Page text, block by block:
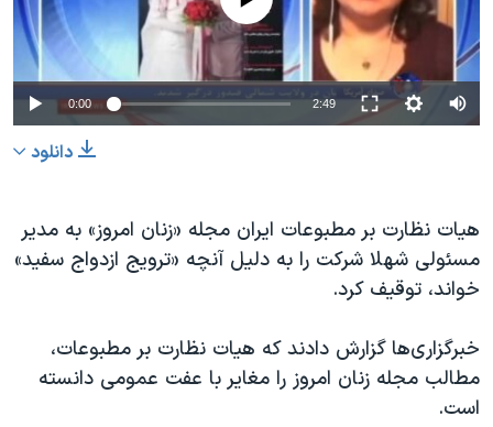
فرهنگ و زندگی
حقوق شهروندی
اقتصادی
گالری عکس
آرشیو پخش زنده
مستندها
انتخابات ریاست جمهوری آمریکا ۲۰۲۴
حمله جمهوری اسلامی به اسرائیل
اعتراضات زن، زندگی، آزادی
مجموعه مستندهای دادخواهی
تریبونال مردمی آبان ۹۸
دادگاه حمید نوری
چهل سال گروگان‌گیری
قانون شفافیت دارائی کادر رهبری ایران
دنبال کنید
0:00 2:49
دانلود
هيات نظارت بر مطبوعات ایران مجله «زنان امروز» به مدير
مسئولی شهلا شرکت را به دلیل آنچه «ترویج ازدواج سفید»
خواند، توقيف کرد.
خبرگزاری‌ها گزارش دادند که هيات نظارت بر مطبوعات،
مطالب مجله زنان امروز را مغاير با عفت عمومی دانسته
است.